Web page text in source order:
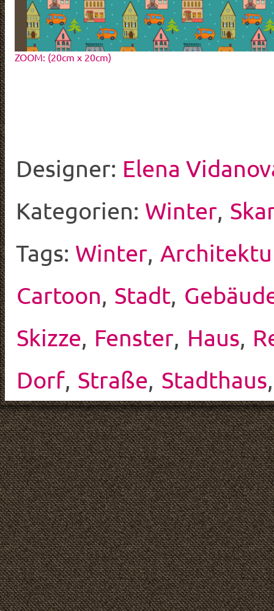
ZOOM: (20cm x 20cm)
Designer: Elena
Kategorien: Winter,
Tags: Winter,
Cartoon, Stadt,
Skizze, Fenster, Haus,
Dorf, Straße, Stadthaus